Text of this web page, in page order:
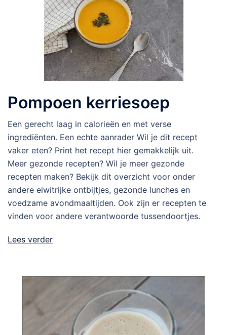
Pompoen kerriesoep
Een gerecht laag in calorieën en met verse
ingrediënten. Een echte aanrader Wil je dit recept
vaker eten? Print het recept hier gemakkelijk uit.
Meer gezonde recepten? Wil je meer gezonde
recepten maken? Bekijk dit overzicht voor onder
andere eiwitrijke ontbijtjes, gezonde lunches en
voedzame avondmaaltijden. Ook zijn er recepten te
vinden voor andere verantwoorde tussendoortjes.
Lees verder